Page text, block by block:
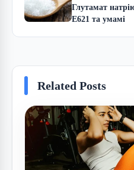
Глутамат
E621 та умамі
Related Posts